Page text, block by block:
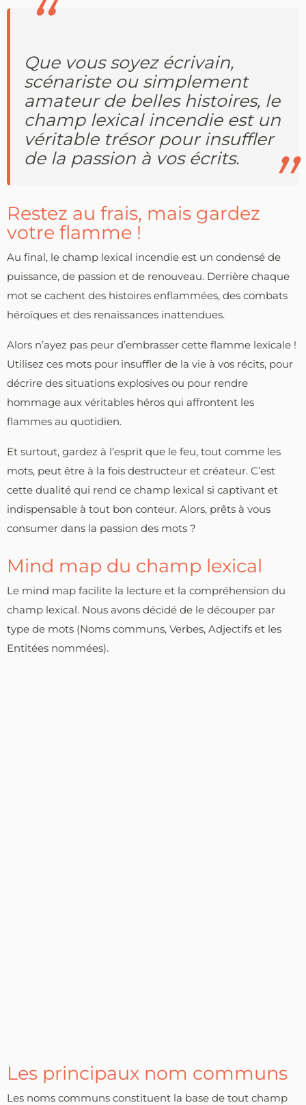
Que vous soyez écrivain,
scénariste ou simplement
amateur de belles histoires, le
champ lexical incendie est un
véritable trésor pour insuffler
de la passion à vos écrits.
Restez au frais, mais gardez
votre flamme !
Au final, le champ lexical incendie est un condensé de
puissance, de passion et de renouveau. Derrière chaque
mot se cachent des histoires enflammées, des combats
héroïques et des renaissances inattendues.
Alors n’ayez pas peur d’embrasser cette flamme lexicale !
Utilisez ces mots pour insuffler de la vie à vos récits, pour
décrire des situations explosives ou pour rendre
hommage aux véritables héros qui affrontent les
flammes au quotidien.
Et surtout, gardez à l’esprit que le feu, tout comme les
mots, peut être à la fois destructeur et créateur. C’est
cette dualité qui rend ce champ lexical si captivant et
indispensable à tout bon conteur. Alors, prêts à vous
consumer dans la passion des mots ?
Mind map du champ lexical
Le mind map facilite la lecture et la compréhension du
champ lexical. Nous avons décidé de le découper par
type de mots (Noms communs, Verbes, Adjectifs et les
Entitées nommées).
Les principaux nom communs
Les noms communs constituent la base de tout champ